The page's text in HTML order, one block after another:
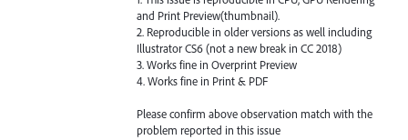
and Print Preview(thumbnail).
2. Reproducible in older versions as well including
Illustrator CS6 (not a new break in CC 2018)
3. Works fine in Overprint Preview
4. Works fine in Print & PDF
Please confirm above observation match with the
problem reported in this issue